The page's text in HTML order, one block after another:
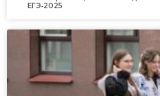
ЕГЭ‑2025